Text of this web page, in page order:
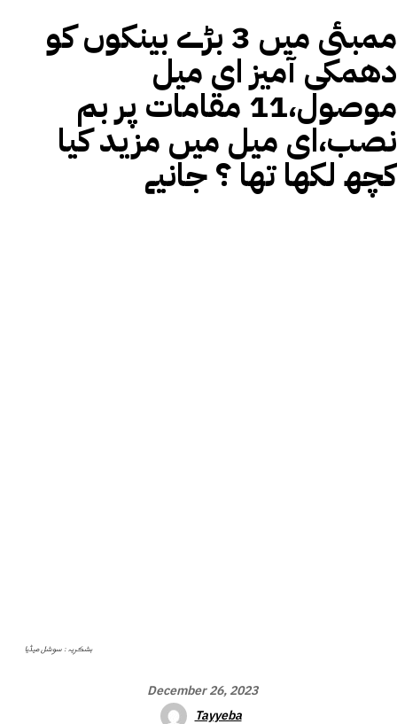
ممبئی میں 3 بڑے بینکوں کو
دھمکی آمیز ای میل
موصول،11 مقامات پر بم
نصب،ای میل میں مزید کیا
کچھ لکھا تھا ؟ جانیے
بشکریہ : سوشل میڈیا
December 26, 2023
Tayyeba